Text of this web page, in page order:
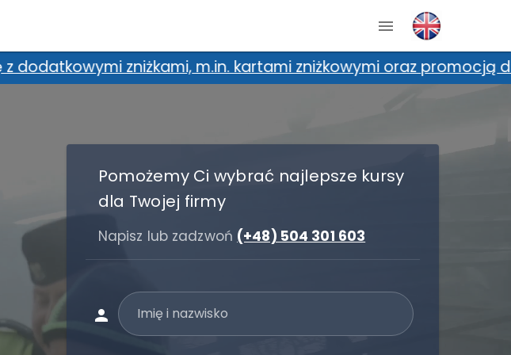
Pomożemy Ci wybrać najlepsze kursy
dla Twojej firmy
Napisz lub zadzwoń (+48) 504 301 603
Imię i nazwisko